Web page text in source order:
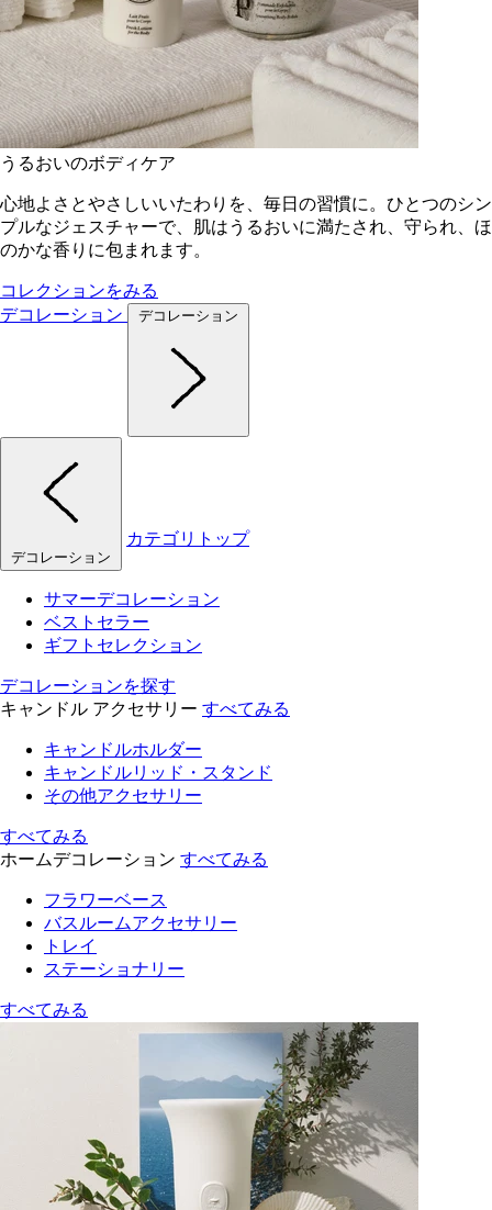
うるおいのボディケア
心地よさとやさしいいたわりを、毎日の習慣に。ひとつのシン
プルなジェスチャーで、肌はうるおいに満たされ、守られ、ほ
のかな香りに包まれます。
コレクションをみる
デコレーション
デコレーション
デコレーション
カテゴリトップ
サマーデコレーション
ベストセラー
ギフトセレクション
デコレーションを探す
キャンドル アクセサリー すべてみる
キャンドルホルダー
キャンドルリッド・スタンド
その他アクセサリー
すべてみる
ホームデコレーション すべてみる
フラワーベース
バスルームアクセサリー
トレイ
ステーショナリー
すべてみる